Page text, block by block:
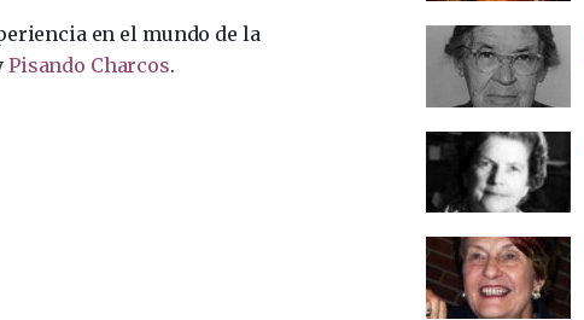
en el mundo de la
Pisando Charcos.